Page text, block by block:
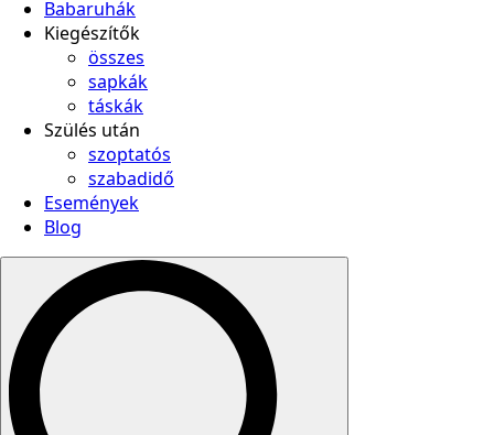
Babaruhák
Kiegészítők
összes
sapkák
táskák
Szülés után
szoptatós
szabadidő
Események
Blog
Search